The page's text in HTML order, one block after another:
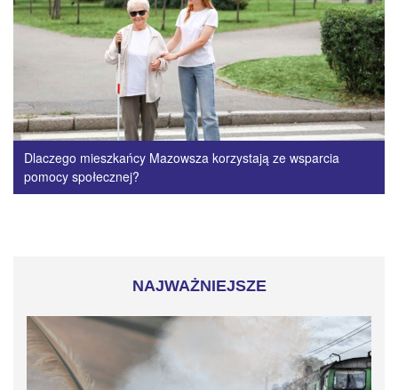
Dlaczego mieszkańcy Mazowsza korzystają ze wsparcia
pomocy społecznej?
NAJWAŻNIEJSZE